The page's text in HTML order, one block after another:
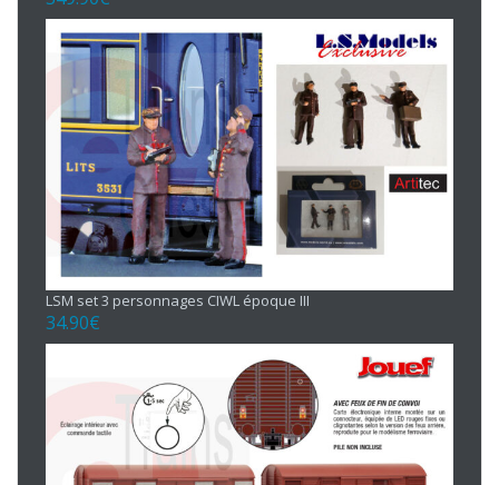
LSM set 3 personnages CIWL époque III
34.90€